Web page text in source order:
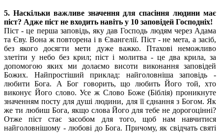
5. Наскільки важливе значення для спасіння людини має
піст? Адже піст не входить навіть у 10 заповідей Господніх!
Піст - це перша заповідь, яку дав Господь людям через Адама
та Єву. Вона ж повторена і в Євангелії. Піст - не мета, а засіб,
без якого досягти мети дуже важко. Птахові неможливо
злетіти у небо без крил; піст і молитва - це два крила, за
допомогою яких ми долаємо висоти виконання заповідей
Божих. Найпростіший приклад: найголовніша заповідь -
любити Бога. А Бог говорить, що любить Його той, хто
виконує Його слово. Усе ж Слово Боже (Біблія) проникнуте
значенням посту для душі людини, для її єднання з Богом. Як
же ти любиш Бога, якщо слова Його для тебе не дорогоцінні?
Отже піст стає засобом для того, щоб нам навчитися
найголовнішому - любові до Бога. Причому, як свідчать святі